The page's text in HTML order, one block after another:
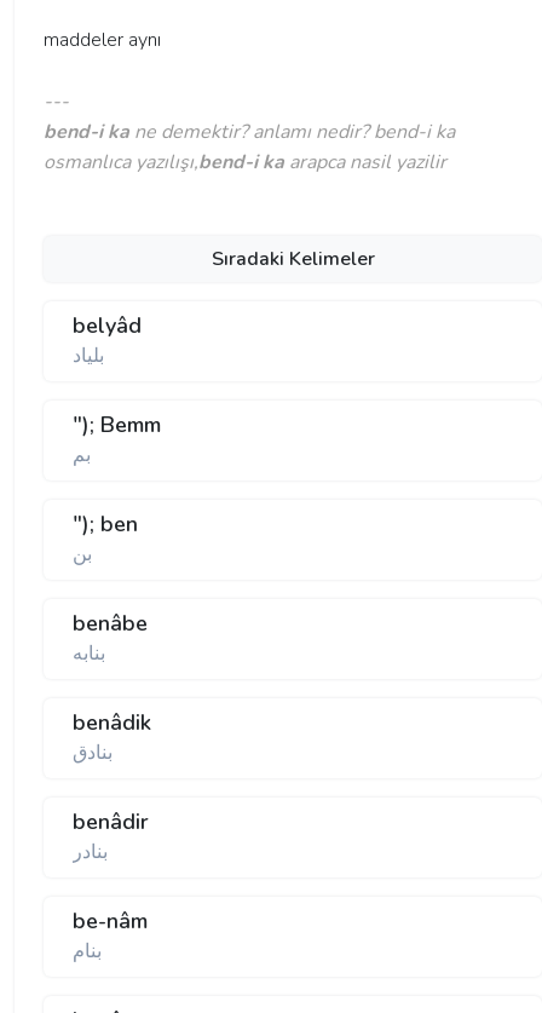
maddeler aynı
---
bend-i ka ne demektir? anlamı nedir? bend-i ka
osmanlıca yazılışı,bend-i ka arapca nasil yazilir
Sıradaki Kelimeler
belyâd
بلياد
"); Bemm
بم
"); ben
بن
benâbe
بنابه
benâdik
بنادق
benâdir
بنادر
be-nâm
بنام